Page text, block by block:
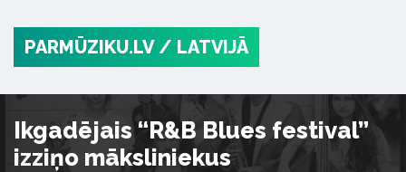
PARMŪZIKU.LV / LATVIJĀ
Ikgadējais “R&B Blues festival”
izziņo māksliniekus